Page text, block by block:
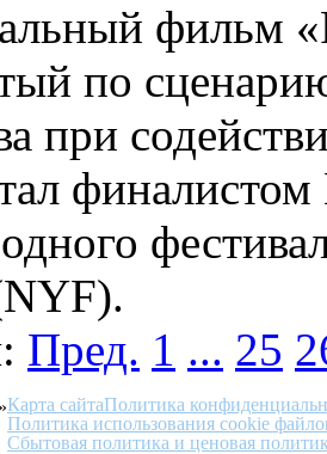
фильм
по
при
Пред. 1 ... 25
Карта сайтаПолитика
Политика использования cookie
Сбытовая политика и ценовая